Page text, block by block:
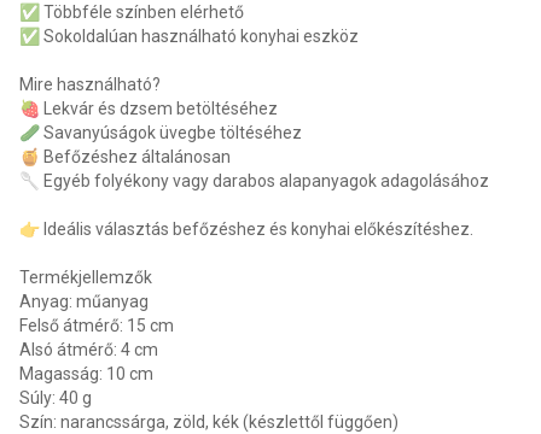
✅ Többféle színben elérhető
✅ Sokoldalúan használható konyhai eszköz
Mire használható?
🍓 Lekvár és dzsem betöltéséhez
🥒 Savanyúságok üvegbe töltéséhez
🍯 Befőzéshez általánosan
🥄 Egyéb folyékony vagy darabos alapanyagok adagolásához
👉 Ideális választás befőzéshez és konyhai előkészítéshez.
Termékjellemzők
Anyag: műanyag
Felső átmérő: 15 cm
Alsó átmérő: 4 cm
Magasság: 10 cm
Súly: 40 g
Szín: narancssárga, zöld, kék (készlettől függően)